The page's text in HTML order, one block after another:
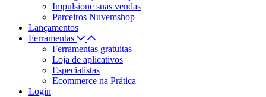
Impulsione suas vendas
Parceiros Nuvemshop
Lançamentos
Ferramentas
Ferramentas gratuitas
Loja de aplicativos
Especialistas
Ecommerce na Prática
Login